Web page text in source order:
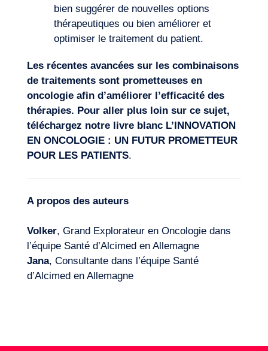
bien suggérer de nouvelles options
thérapeutiques ou bien améliorer et
optimiser le traitement du patient.
Les récentes avancées sur les combinaisons
de traitements sont prometteuses en
oncologie afin d’améliorer l’efficacité des
thérapies. Pour aller plus loin sur ce sujet,
téléchargez notre livre blanc L’INNOVATION
EN ONCOLOGIE : UN FUTUR PROMETTEUR
POUR LES PATIENTS.
A propos des auteurs
Volker, Grand Explorateur en Oncologie dans
l’équipe Santé d’Alcimed en Allemagne
Jana, Consultante dans l’équipe Santé
d’Alcimed en Allemagne